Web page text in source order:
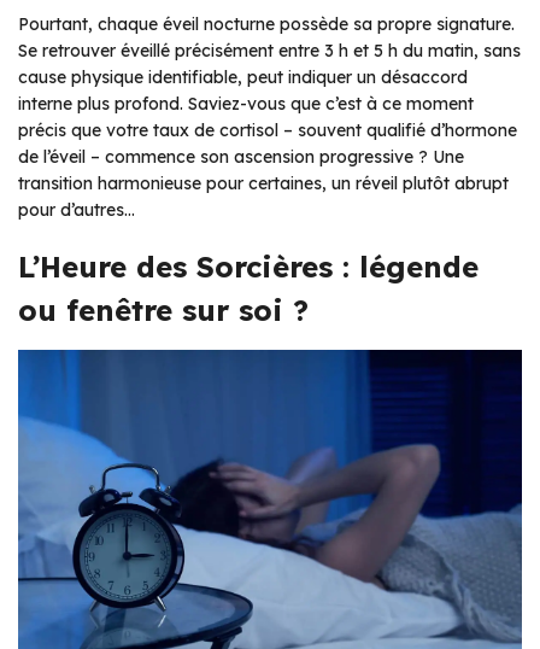
Pourtant, chaque éveil nocturne possède sa propre signature.
Se retrouver éveillé précisément entre 3 h et 5 h du matin, sans
cause physique identifiable, peut indiquer un désaccord
interne plus profond. Saviez-vous que c’est à ce moment
précis que votre taux de cortisol – souvent qualifié d’hormone
de l’éveil – commence son ascension progressive ? Une
transition harmonieuse pour certaines, un réveil plutôt abrupt
pour d’autres…
L’Heure des Sorcières : légende
ou fenêtre sur soi ?